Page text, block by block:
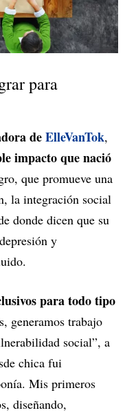
para
deElleVanTok,
impacto que nació
que promueve una
la integración social
donde dicen que su
y
para todo tipo
generamos trabajo
social”, a
chica fui
Mis primeros
diseñando,